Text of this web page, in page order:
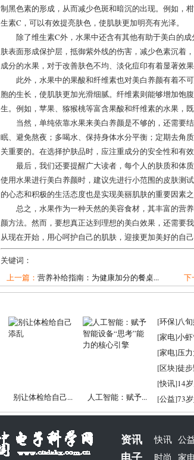
制黑色素的形成，从而减少色斑和暗沉的出现。例如，
生素C，可以有效提亮肤色，使肌肤更加明亮有光泽。
除了维生素C外，水果中还含有其他有助于美白的
肤表面形成保护层，抵御紫外线的伤害，减少色素沉着
成分的水果，对于改善肤色不均、淡化痘印有着显著效果
此外，水果中的果酸和纤维素也对美白养颜有着不
胞的生长，使肌肤更加光滑细腻。纤维素则能够增加饱
生。例如，苹果、猕猴桃等富含果酸和纤维素的水果，
当然，单纯依靠水果来美白养颜是不够的，还需要
眠、避免熬夜；多喝水、保持身体水分平衡；定期去角
关重要的。在选择护肤品时，应注重成分的安全性和有
最后，我们还要提醒广大读者，每个人的肤质和体
使用水果进行美白养颜时，建议先进行小范围的皮肤测
的心态和积极的生活态度也是实现美丽肌肤的重要因素之
总之，水果作为一种天然的美容食材，其丰富的营
颜方法。然而，要想真正达到理想的美白效果，还需要
从现在开始，用心呵护自己的肌肤，迎接更加美好的自己
关键词：
上一篇： 营养补给指南：为健康加分的餐桌... 下
别让体检给自己... 人工智能：赋予...
[环保]八
[家电]小
[家电]压
[区块]徒
[快讯]14
[公益]73
资讯 快讯 公
时尚 家